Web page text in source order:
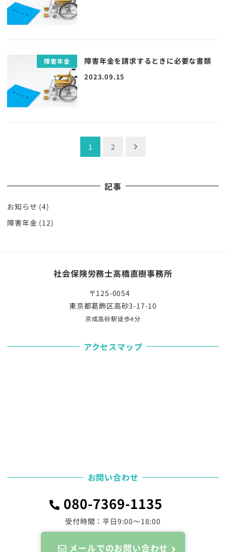
障害年金 障害年金を請求するときに必要な書類
2023.09.15
ゲ
ー
1 2
記事
お知らせ (4)
障害年金 (12)
社会保険労務士高橋直樹事務所
〒125-0054
東京都葛飾区高砂3-17-10
京成高砂駅徒歩4分
アクセスマップ
お問い合わせ
080-7369-1135
受付時間：平日9:00～18:00
メールでのお問い合わせ